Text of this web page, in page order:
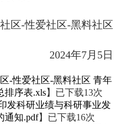
区-性爱社区-黑料社区
2024年7月5日
-性爱社区-黑料社区 青年
排序表.xls】已下载13次
发科研业绩与科研事业发
通知.pdf】已下载16次